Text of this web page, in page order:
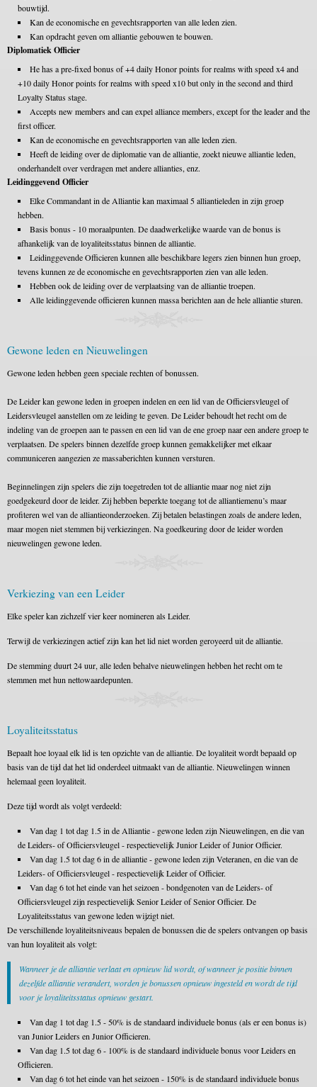
bouwtijd.
Kan de economische en gevechtsrapporten van alle leden zien.
Kan opdracht geven om alliantie gebouwen te bouwen.
Diplomatiek Officier
He has a pre-fixed bonus of +4 daily Honor points for realms with speed x4 and
+10 daily Honor points for realms with speed x10 but only in the second and third
Loyalty Status stage.
Accepts new members and can expel alliance members, except for the leader and the
first officer.
Kan de economische en gevechtsrapporten van alle leden zien.
Heeft de leiding over de diplomatie van de alliantie, zoekt nieuwe alliantie leden,
onderhandelt over verdragen met andere allianties, enz.
Leidinggevend Officier
Elke Commandant in de Alliantie kan maximaal 5 alliantieleden in zijn groep
hebben.
Basis bonus - 10 moraalpunten. De daadwerkelijke waarde van de bonus is
afhankelijk van de loyaliteitsstatus binnen de alliantie.
Leidinggevende Officieren kunnen alle beschikbare legers zien binnen hun groep,
tevens kunnen ze de economische en gevechtsrapporten zien van alle leden.
Hebben ook de leiding over de verplaatsing van de alliantie troepen.
Alle leidinggevende officieren kunnen massa berichten aan de hele alliantie sturen.
Gewone leden en Nieuwelingen
Gewone leden hebben geen speciale rechten of bonussen.
De Leider kan gewone leden in groepen indelen en een lid van de Officiersvleugel of
Leidersvleugel aanstellen om ze leiding te geven. De Leider behoudt het recht om de
indeling van de groepen aan te passen en een lid van de ene groep naar een andere groep te
verplaatsen. De spelers binnen dezelfde groep kunnen gemakkelijker met elkaar
communiceren aangezien ze massaberichten kunnen versturen.
Beginnelingen zijn spelers die zijn toegetreden tot de alliantie maar nog niet zijn
goedgekeurd door de leider. Zij hebben beperkte toegang tot de alliantiemenu’s maar
profiteren wel van de alliantieonderzoeken. Zij betalen belastingen zoals de andere leden,
maar mogen niet stemmen bij verkiezingen. Na goedkeuring door de leider worden
nieuwelingen gewone leden.
Verkiezing van een Leider
Elke speler kan zichzelf vier keer nomineren als Leider.
Terwijl de verkiezingen actief zijn kan het lid niet worden geroyeerd uit de alliantie.
De stemming duurt 24 uur, alle leden behalve nieuwelingen hebben het recht om te
stemmen met hun nettowaardepunten.
Loyaliteitsstatus
Bepaalt hoe loyaal elk lid is ten opzichte van de alliantie. De loyaliteit wordt bepaald op
basis van de tijd dat het lid onderdeel uitmaakt van de alliantie. Nieuwelingen winnen
helemaal geen loyaliteit.
Deze tijd wordt als volgt verdeeld:
Van dag 1 tot dag 1.5 in de Alliantie - gewone leden zijn Nieuwelingen, en die van
de Leiders- of Officiersvleugel - respectievelijk Junior Leider of Junior Officier.
Van dag 1.5 tot dag 6 in de alliantie - gewone leden zijn Veteranen, en die van de
Leiders- of Officiersvleugel - respectievelijk Leider of Officier.
Van dag 6 tot het einde van het seizoen - bondgenoten van de Leiders- of
Officiersvleugel zijn respectievelijk Senior Leider of Senior Officier. De
Loyaliteitsstatus van gewone leden wijzigt niet.
De verschillende loyaliteitsniveaus bepalen de bonussen die de spelers ontvangen op basis
van hun loyaliteit als volgt:
Wanneer je de alliantie verlaat en opnieuw lid wordt, of wanneer je positie binnen
dezelfde alliantie verandert, worden je bonussen opnieuw ingesteld en wordt de tijd
voor je loyaliteitsstatus opnieuw gestart.
Van dag 1 tot dag 1.5 - 50% is de standaard individuele bonus (als er een bonus is)
van Junior Leiders en Junior Officieren.
Van dag 1.5 tot dag 6 - 100% is de standaard individuele bonus voor Leiders en
Officieren.
Van dag 6 tot het einde van het seizoen - 150% is de standaard individuele bonus